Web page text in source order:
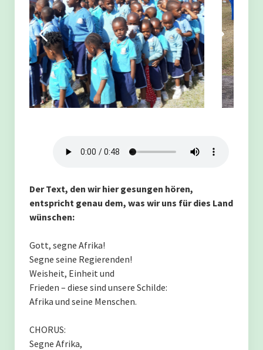
Schulalltag in Kilwa
Start in den Tag
Lob für eine Schülerin
Förderkonzept
Natasha Salum Kinaki
Lifati Uwesu Ligwagu
Der Text, den wir hier gesungen hören,
entspricht genau dem, was wir uns für dies Land
wünschen:
Gott, segne Afrika!
Segne seine Regierenden!
Weisheit, Einheit und
Frieden – diese sind unsere Schilde:
Afrika und seine Menschen.
CHORUS:
Segne Afrika,